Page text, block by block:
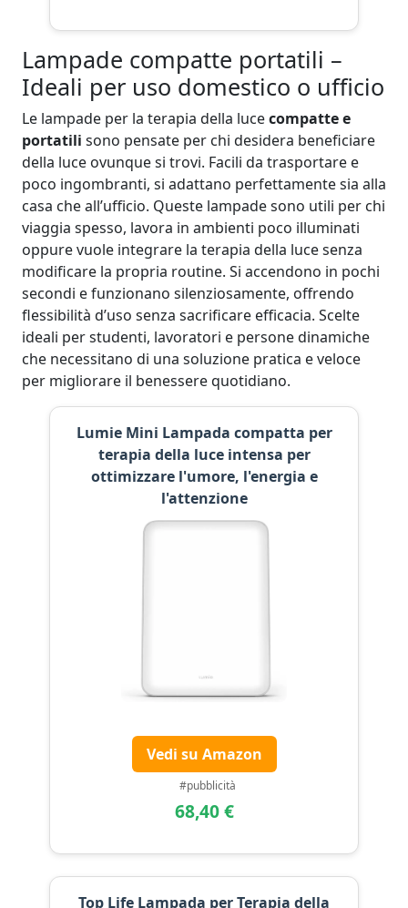
Lampade compatte portatili –
Ideali per uso domestico o ufficio
Le lampade per la terapia della lucecompatte e
portatili sono pensate per chi desidera beneficiare
della luce ovunque si trovi. Facili da trasportare e
poco ingombranti, si adattano perfettamente sia alla
casa che all’ufficio. Queste lampade sono utili per chi
viaggia spesso, lavora in ambienti poco illuminati
oppure vuole integrare la terapia della luce senza
modificare la propria routine. Si accendono in pochi
secondi e funzionano silenziosamente, offrendo
flessibilità d’uso senza sacrificare efficacia. Scelte
ideali per studenti, lavoratori e persone dinamiche
che necessitano di una soluzione pratica e veloce
per migliorare il benessere quotidiano.
Lumie Mini Lampada compatta per
terapia della luce intensa per
ottimizzare l'umore, l'energia e
l'attenzione
Vedi su Amazon
#pubblicità
68,40 €
Top Life Lampada per Terapia della